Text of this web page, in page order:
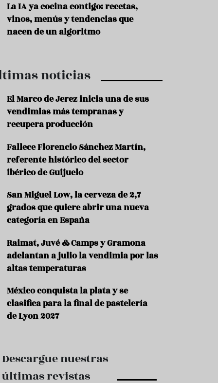
c
i
i
a
u
r
t
s
m
o
La IA ya cocina contigo: recetas,
vinos, menús y tendencias que
nacen de un algoritmo
noticias
El Marco de Jerez inicia una de sus
vendimias más tempranas y
recupera producción
Fallece Florencio Sánchez Martín,
referente histórico del sector
ibérico de Guijuelo
San Miguel Low, la cerveza de 2,7
grados que quiere abrir una nueva
categoría en España
Raimat, Juvé & Camps y Gramona
adelantan a julio la vendimia por las
altas temperaturas
México conquista la plata y se
clasifica para la final de pastelería
de Lyon 2027
Descargue nuestras
últimas revistas